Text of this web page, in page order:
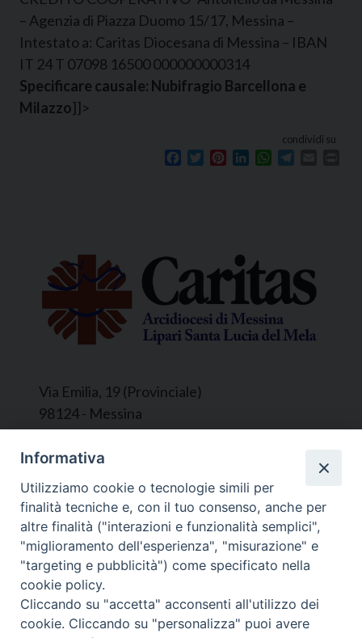
– Agenzia di Piazza Duomo 15/17, Messina –
Intestato a: Caritas Diocesana di Messina – IBAN
IT 24 T 07098 16500 000000000314
Specificare causale: Nubifragio Barcellona e
Milazzo]]>
condividi su
Facebook
TwitterPinterestLinkedInWhatsApp
Via Emilia, 19 (Provinciale)
98124 - Messina
Segreteria e Amministrazione:
L’Ufficio è aperto tutti i giorni da lunedì a
venerdì, dalle ore 9.30 alle ore 12.30.
Tel. 090.9146045
mail:ufficiocaritas@diocesimessina.it.
Seguici su
Informativa
Utilizziamo cookie o tecnologie simili per
finalità tecniche e, con il tuo consenso, anche per
altre finalità ("interazioni e funzionalità semplici",
"miglioramento dell'esperienza", "misurazione" e
"targeting e pubblicità") come specificato nella
cookie policy.
Cliccando su "accetta" acconsenti all'utilizzo dei
cookie. Cliccando su "personalizza" puoi avere